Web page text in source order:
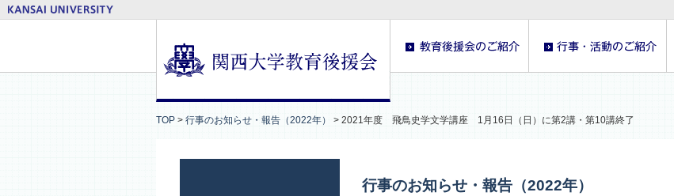
TOP > 行事のお知らせ・報告（2022年） > 2021年度 飛鳥史学文学講座 1月16日（日）に第2講・第10講終了
行事のお知らせ・報告（2022年）